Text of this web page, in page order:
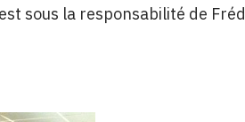
sous la responsabilité de